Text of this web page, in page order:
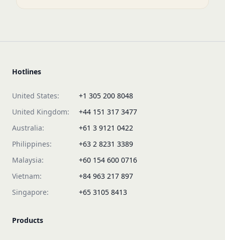
Hotlines
United States:
+1 305 200 8048
United Kingdom:
+44 151 317 3477
Australia:
+61 3 9121 0422
Philippines:
+63 2 8231 3389
Malaysia:
+60 154 600 0716
Vietnam:
+84 963 217 897
Singapore:
+65 3105 8413
Products